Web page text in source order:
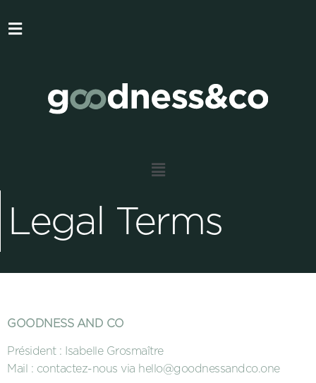
Legal Terms
GOODNESS AND CO
Président : Isabelle Grosmaître
Mail : contactez-nous via hello@goodnessandco.one